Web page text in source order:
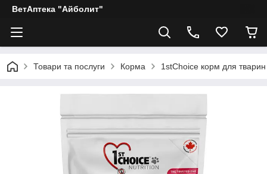
ВетАптека "Айболит"
Товари та послуги Корма 1stChoice корм для тварин